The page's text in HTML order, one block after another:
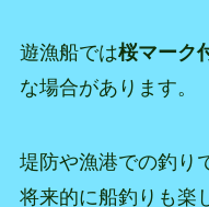
遊漁船では桜マーク
な場合があります。
堤防や漁港での釣り
将来的に船釣りも楽